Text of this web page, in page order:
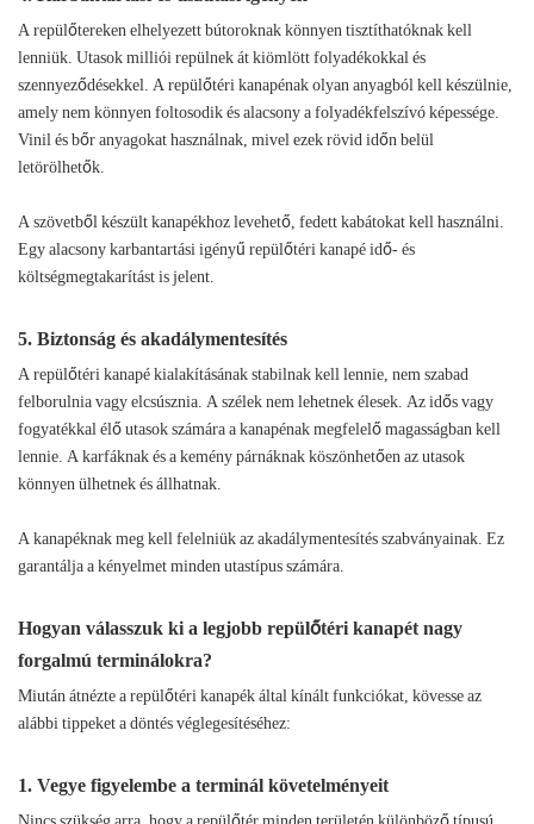
A repülőtereken elhelyezett bútoroknak könnyen tisztíthatóknak kell
lenniük. Utasok milliói repülnek át kiömlött folyadékokkal és
szennyeződésekkel. A repülőtéri kanapénak olyan anyagból kell készülnie,
amely nem könnyen foltosodik és alacsony a folyadékfelszívó képessége.
Vinil és bőr anyagokat használnak, mivel ezek rövid időn belül
letörölhetők.
A szövetből készült kanapékhoz levehető, fedett kabátokat kell használni.
Egy alacsony karbantartási igényű repülőtéri kanapé idő- és
költségmegtakarítást is jelent.
5. Biztonság és akadálymentesítés
A repülőtéri kanapé kialakításának stabilnak kell lennie, nem szabad
felborulnia vagy elcsúsznia. A szélek nem lehetnek élesek. Az idős vagy
fogyatékkal élő utasok számára a kanapénak megfelelő magasságban kell
lennie. A karfáknak és a kemény párnáknak köszönhetően az utasok
könnyen ülhetnek és állhatnak.
A kanapéknak meg kell felelniük az akadálymentesítés szabványainak. Ez
garantálja a kényelmet minden utastípus számára.
Hogyan válasszuk ki a legjobb repülőtéri kanapét nagy
forgalmú terminálokra?
Miután átnézte a repülőtéri kanapék által kínált funkciókat, kövesse az
alábbi tippeket a döntés véglegesítéséhez:
1. Vegye figyelembe a terminál követelményeit